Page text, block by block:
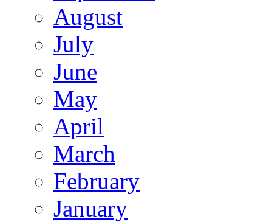
August
July
June
May
April
March
February
January